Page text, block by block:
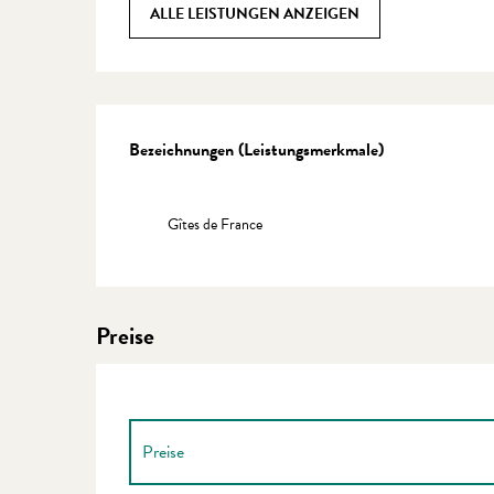
ALLE LEISTUNGEN ANZEIGEN
Bezeichnungen (Leistungsmerkmale)
Bezeichnungen (Leistungsmerkmale)
Gîtes de France
Preise
Preise